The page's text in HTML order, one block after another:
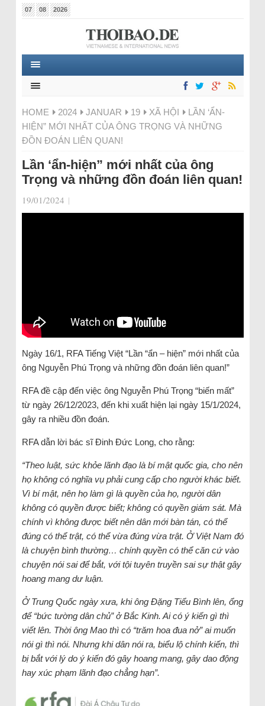
07 08 2026
HOME 2024 JANUAR 19 XÃ HỘI
LẦN ‘ẨN-
HIỆN” MỚI NHẤT CỦA ÔNG TRỌNG VÀ NHỮNG
ĐỒN ĐOÁN LIÊN QUAN!
Lần ‘ẩn-hiện” mới nhất của ông
Trọng và những đồn đoán liên quan!
19/01/2024 |
Ngày 16/1, RFA Tiếng Việt “Lần “ẩn – hiện” mới nhất của
ông Nguyễn Phú Trọng và những đồn đoán liên quan!”
RFA đề cập đến việc ông Nguyễn Phú Trọng “biến mất”
từ ngày 26/12/2023, đến khi xuất hiện lại ngày 15/1/2024,
gây ra nhiều đồn đoán.
RFA dẫn lời bác sĩ Đinh Đức Long, cho rằng:
“Theo luật, sức khỏe lãnh đạo là bí mật quốc gia, cho nên
họ không có nghĩa vụ phải cung cấp cho người khác biết.
Vì bí mật, nên họ làm gì là quyền của họ, người dân
không có quyền được biết; không có quyền giám sát. Mà
chính vì không được biết nên dân mới bàn tán, có thể
đúng có thể trật, có thể vừa đúng vừa trật. Ở Việt Nam đó
là chuyện bình thường… chính quyền có thể căn cứ vào
chuyện nói sai để bắt, với tội tuyên truyền sai sự thật gây
hoang mang dư luận.
Ở Trung Quốc ngày xưa, khi ông Đặng Tiểu Bình lên, ổng
để “bức tường dân chủ” ở Bắc Kinh. Ai có ý kiến gì thì
viết lên. Thời ông Mao thì có “trăm hoa đua nở” ai muốn
nói gì thì nói. Nhưng khi dân nói ra, biểu lộ chính kiến, thì
bị bắt với lý do ý kiến đó gây hoang mang, gây dao động
hay xúc phạm lãnh đạo chẳng hạn”.